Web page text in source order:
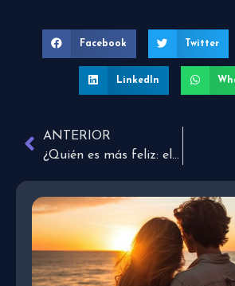
Facebook Twitter
LinkedIn
ANTERIOR
¿Quién es más feliz: el papá o la mamá?